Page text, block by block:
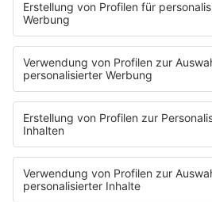
HOME
INFOS
Kontakt
Jobs & Praktika
Pressekontakt
Presse & Downloads